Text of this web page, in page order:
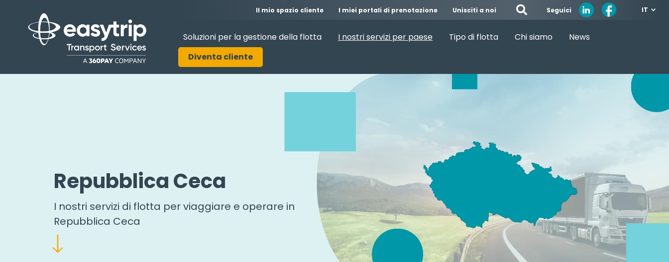
Il mio spazio cliente I miei portali di prenotazione Unisciti a noi Seguici IT
Soluzioni per la gestione della flotta I nostri servizi per paese Tipo di flotta Chi siamo
News
Diventa cliente
Repubblica Ceca
I nostri servizi di flotta per viaggiare e operare in
Repubblica Ceca